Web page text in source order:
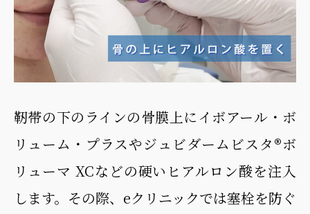
靭帯の下のラインの骨膜上にイボアール・ボ
リューム・プラスやジュビダームビスタ®ボ
リューマ XCなどの硬いヒアルロン酸を注入
します。その際、eクリニックでは塞栓を防ぐ